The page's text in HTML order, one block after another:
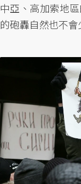
中亞、高加索地
的砲轟自然也不會